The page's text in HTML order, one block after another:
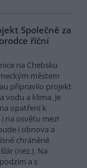
Společně za
říční
na Chebsku
městem
připravilo projekt
vodu a klima. Je
opatření k
na osvětu mezi
i obnova a
chráněné
(nez.). Na
a s